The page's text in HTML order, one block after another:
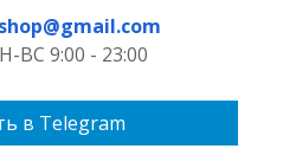
ВС 9:00 - 23:00
в Telegram